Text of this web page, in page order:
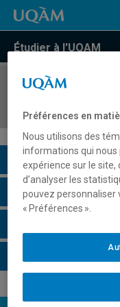
Étudier à l'UQAM
COURS//
Description du
Horaire - Été 2026
Préférences en
Nous utilisons des
informations qui nous
expérience sur le site,
d’analyser les
pouvez personnaliser
« Préférences ».